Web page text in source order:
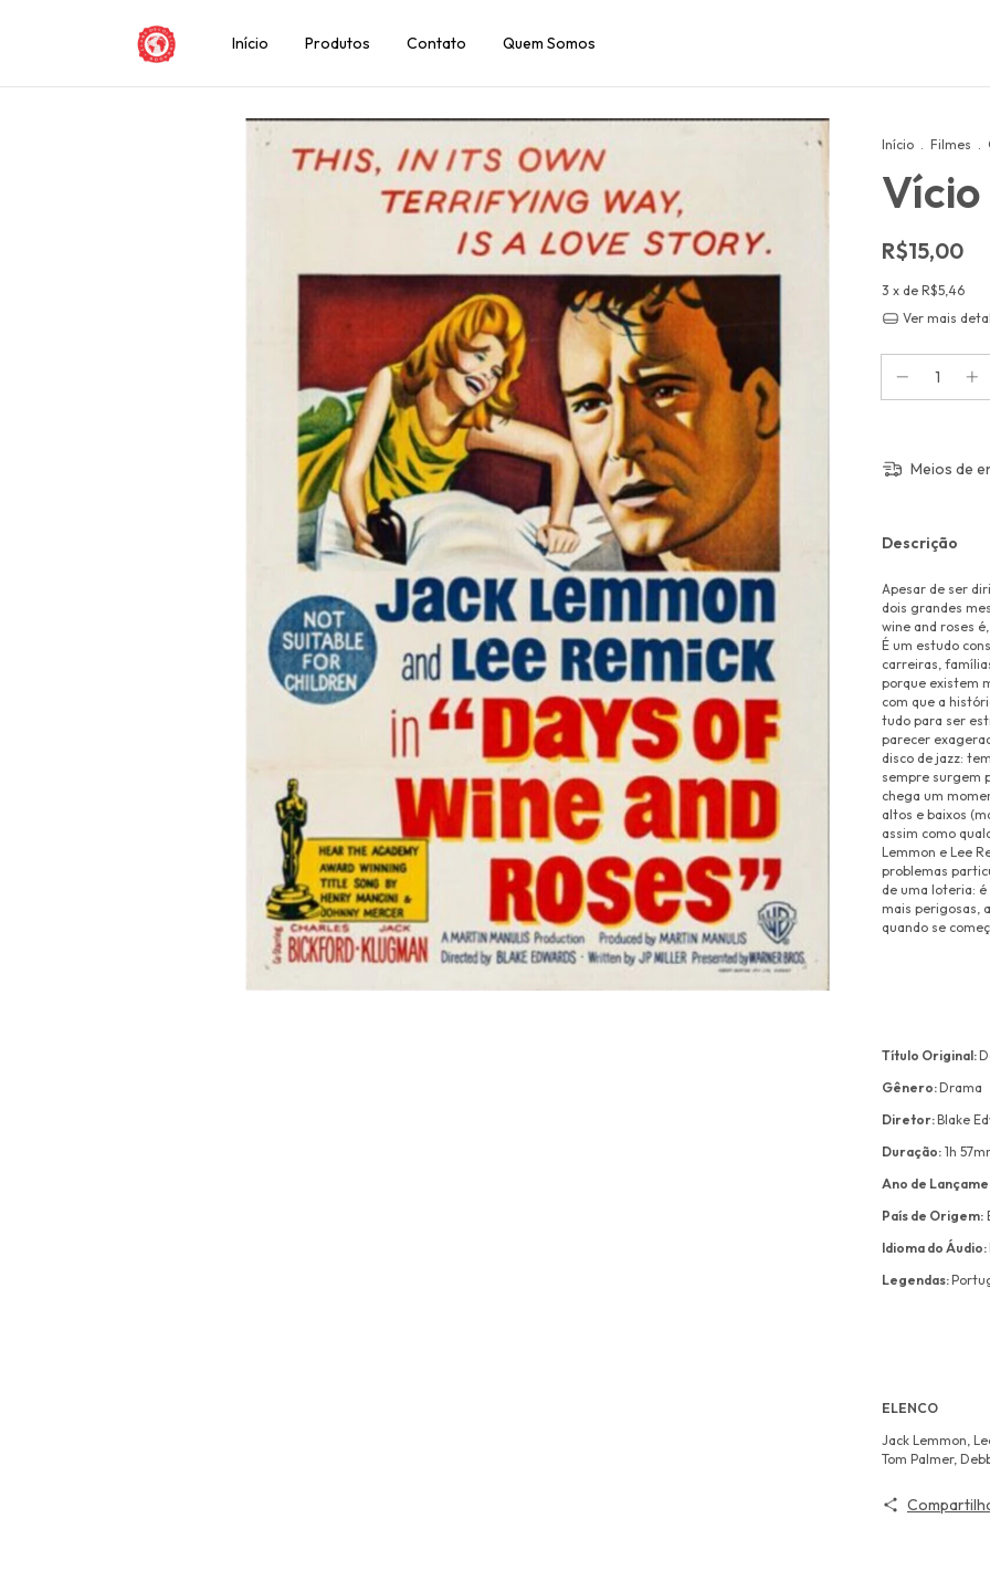
Início Produtos Contato Quem Somos
Início . Filmes .
R$15,00
3 x de R$5,46
Ver mais
Meios de
Descrição
Apesar de ser
dois grandes
wine and roses
É um estudo
carreiras,
porque existem
com que a
tudo para ser
parecer
disco de jazz:
sempre surgem
chega um
altos e baixos
assim como
Lemmon e Lee
problemas
de uma loteria:
mais perigosas,
quando se
Título Original:
Gênero:Drama
Diretor:Blake
Duração: 1h
Ano de
País de Origem:
Idioma do Áudio:
Legendas:
ELENCO
Jack Lemmon,
Tom Palmer,